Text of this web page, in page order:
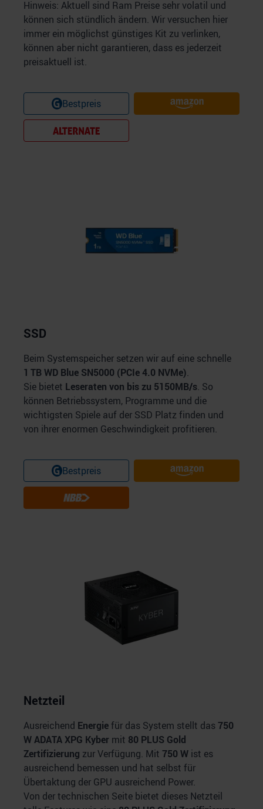
analysieren. Außerdem geben wir Informationen zu Ihrer
Verwendung unserer Website an unsere Partner für
soziale Medien, Werbung und Analysen weiter. Unsere
Partner führen diese Informationen möglicherweise mit
weiteren Daten zusammen, die Sie ihnen bereitgestellt
gesammelt haben.
Hinweis: Aktuell sind Ram Preise sehr volatil und
können sich stündlich ändern. Wir versuchen hier
immer ein möglichst günstiges Kit zu verlinken,
können aber nicht garantieren, dass es jederzeit
preisaktuell ist.
Bestpreis
SSD
Beim Systemspeicher setzen wir auf eine schnelle
1 TB WD Blue SN5000 (PCIe 4.0 NVMe).
Sie bietet Leseraten von bis zu 5150MB/s. So
können Betriebssystem, Programme und die
wichtigsten Spiele auf der SSD Platz finden und
von ihrer enormen Geschwindigkeit profitieren.
Bestpreis
Netzteil
Ausreichend Energiefür das System stellt das750
WADATA XPG Kyber mit 80 PLUS Gold
Zertifizierung zur Verfügung. Mit 750 W ist es
ausreichend bemessen und hat selbst für
Übertaktung der GPU ausreichend Power.
Von der technischen Seite bietet dieses Netzteil